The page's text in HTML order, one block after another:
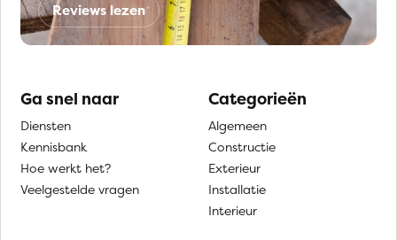
Reviews lezen
Ga snel naar
Diensten
Kennisbank
Hoe werkt het?
Veelgestelde vragen
Categorieën
Algemeen
Constructie
Exterieur
Installatie
Interieur